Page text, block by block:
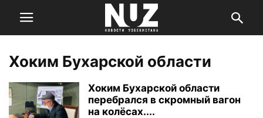
Хоким Бухарской области
Хоким Бухарской области
перебрался в скромный вагон
на колёсах....